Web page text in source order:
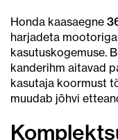
Honda kaasaegne
harjadeta
kasutuskogemuse.
kanderihm aitavad
kasutaja koormust
muudab jõhvi